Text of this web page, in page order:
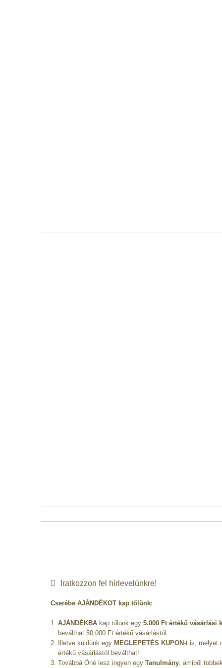
Iratkozzon fel hírlevelünkre!
Cserébe AJÁNDÉKOT kap tőlünk:
AJÁNDÉKBA kap tőlünk egy 5.000 Ft értékű vásárlási
beválthat 50.000 Ft értékű vásárlástól.
Illetve küldünk egy MEGLEPETÉS KUPON-t is, melyet
értékű vásárlástól beválthat!
Továbbá Öné lesz ingyen egy Tanulmány , amiből